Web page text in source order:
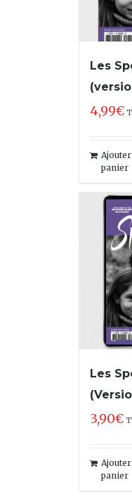
Les
4,99€
Ajouter
panier
Les
3,90€
Ajouter
panier